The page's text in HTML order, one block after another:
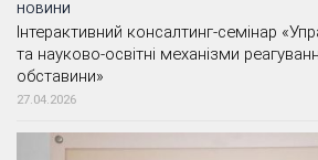
НОВИНИ
Інтерактивний консалтинг-семінар
та науково-освітні механізми
обставини»
27.04.2026